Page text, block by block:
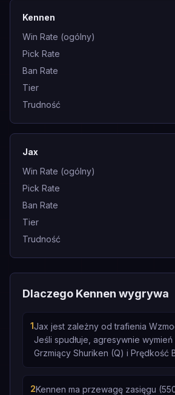
Kennen
Win Rate (ogólny)
Pick Rate
Ban Rate
Tier
Trudność
Jax
Win Rate (ogólny)
Pick Rate
Ban Rate
Tier
Trudność
Dlaczego Kennen wygrywa
1Jax jest zależny od trafienia
Jeśli spudłuje, agresywnie
Grzmiący Shuriken (Q) i Prędkość
2Kennen ma przewagę zasięgu